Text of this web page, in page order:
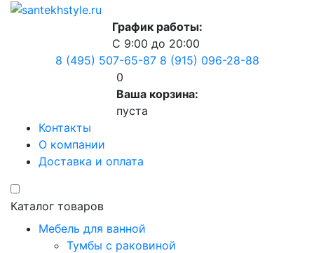
График работы:
С 9:00 до 20:00
8 (495) 507-65-87 8 (915) 096-28-88
0
Ваша корзина:
пуста
Каталог товаров
Мебель для ванной
Тумбы с раковиной
Контакты
О компании
Доставка и оплата